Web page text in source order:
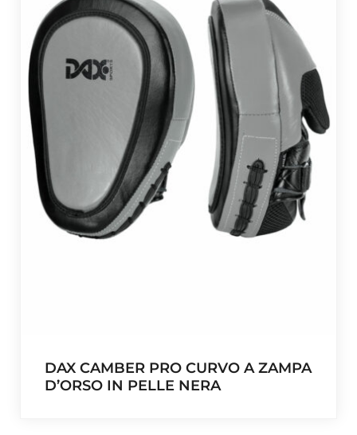
DAX CAMBER PRO CURVO A ZAMPA
D’ORSO IN PELLE NERA